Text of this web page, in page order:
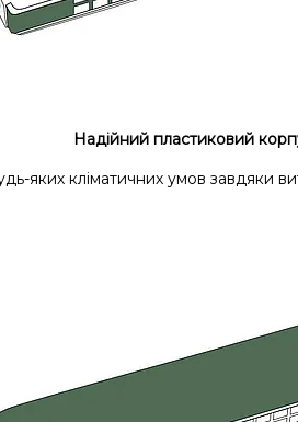
Надійний пластиковий
яких кліматичних умов завдяки